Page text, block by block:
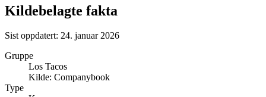
Kildebelagte fakta
Sist oppdatert: 24. januar 2026
Gruppe
Los Tacos
Kilde: Companybook
Type